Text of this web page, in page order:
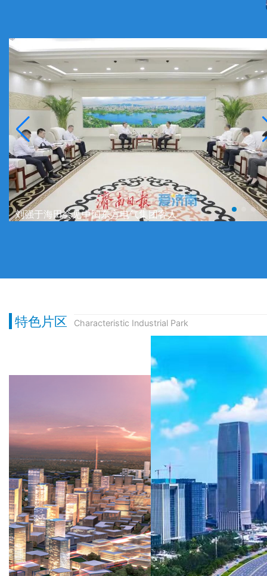
刘强于海田会见中国东方电气集团客人
特色片区 Characteristic Industrial Park